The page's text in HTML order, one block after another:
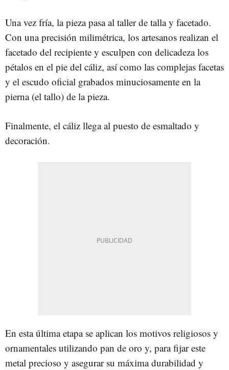
Una vez fría, la pieza pasa al taller de talla y facetado.
Con una precisión milimétrica, los artesanos realizan el
facetado del recipiente y esculpen con delicadeza los
pétalos en el pie del cáliz, así como las complejas facetas
y el escudo oficial grabados minuciosamente en la
pierna (el tallo) de la pieza.
Finalmente, el cáliz llega al puesto de esmaltado y
decoración.
En esta última etapa se aplican los motivos religiosos y
ornamentales utilizando pan de oro y, para fijar este
metal precioso y asegurar su máxima durabilidad y